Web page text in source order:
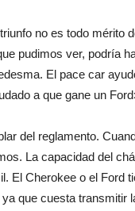
no es todo mérito
pudimos ver, podría
El pace car
a que gane un
del reglamento.
La capacidad del
El Cherokee o el Ford
que cuesta transmitir